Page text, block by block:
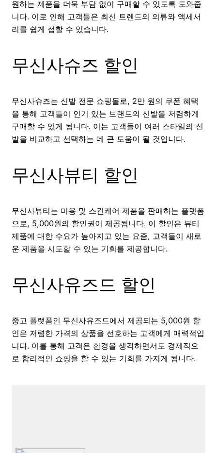
원하는 제품을 더욱 부담 없이 구매할 수 있도록 도와줍
니다. 이로 인해 고객들은 최신 트렌드의 의류와 액세서
리를 쉽게 접할 수 있습니다.
무신사슈즈 할인
무신사슈즈는 신발 전문 쇼핑몰로, 2만 원의 쿠폰 혜택
을 통해 고객들이 인기 있는 브랜드의 신발을 저렴하게
구매할 수 있게 됩니다. 이는 고객들이 여러 스타일의 신
발을 비교하고 선택하는 데 큰 도움이 될 것입니다.
무신사뷰티 할인
무신사뷰티는 미용 및 스킨케어 제품을 판매하는 플랫폼
으로, 5,000원의 할인권이 제공됩니다. 이 할인은 뷰티
제품에 대한 수요가 높아지고 있는 요즘, 고객들이 새로
운 제품을 시도할 수 있는 기회를 제공합니다.
무신사유즈드 할인
중고 플랫폼인 무신사유즈드에서 제공되는 5,000원 할
인은 저렴한 가격의 상품을 선호하는 고객에게 매력적입
니다. 이를 통해 고객은 환경을 생각하면서도 경제적으
로 합리적인 쇼핑을 할 수 있는 기회를 가지게 됩니다.